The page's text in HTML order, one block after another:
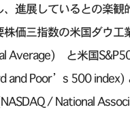
進展しているとの楽観
株価三指数の米国ダウ工
Average) と米国
and Poor’s 500 index)
/ National